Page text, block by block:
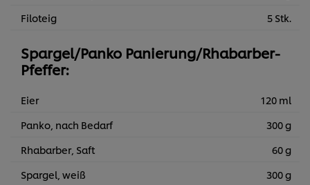
Filoteig
5 Stk.
Spargel/Panko Panierung/Rhabarber-
Pfeffer:
Eier
120 ml
Panko, nach Bedarf
300 g
Rhabarber, Saft
60 g
Spargel, weiß
300 g